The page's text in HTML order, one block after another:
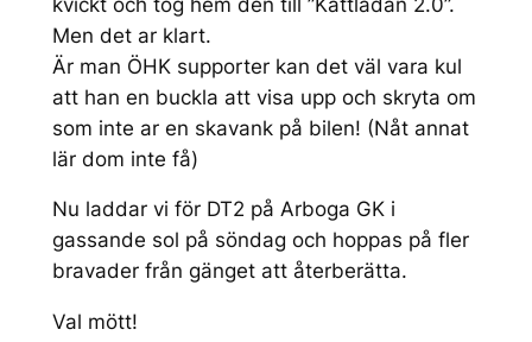
Men det ar klart.
Är man ÖHK supporter kan det väl vara kul
att han en buckla att visa upp och skryta om
som inte ar en skavank på bilen! (Nåt annat
lär dom inte få)
Nu laddar vi för DT2 på Arboga GK i
gassande sol på söndag och hoppas på fler
bravader från gänget att återberätta.
Val mött!